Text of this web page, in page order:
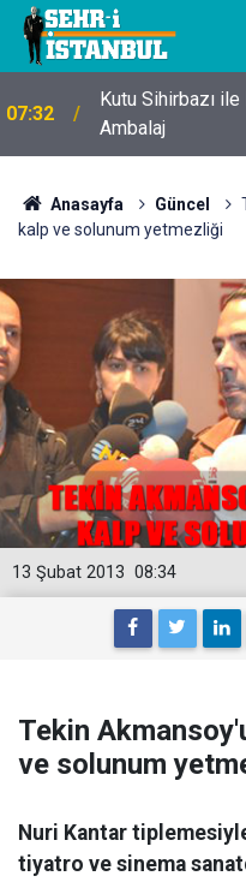
07:32
Kutu Sihirbazı
Ambalaj
Anasayfa Güncel
kalp ve solunum yetmezliği
08:34
13 Şubat 2013
Tekin
ve solunum
Nuri Kantar
tiyatro ve sinema